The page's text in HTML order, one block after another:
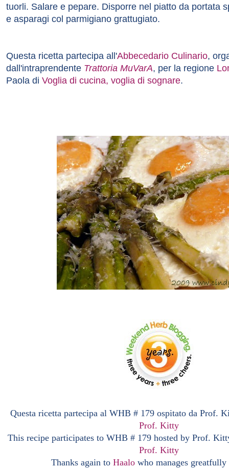
tuorli. Salare e pepare. Disporre nel piatto da portata
e asparagi col parmigiano grattugiato.
Questa ricetta partecipa all'Abbecedario Culinario,
dall'intraprendente Trattoria MuVarA, per la regione
Paola di Voglia di cucina, voglia di sognare.
Questa ricetta partecipa al WHB # 179 ospitato da Prof.
Prof. Kitty
This recipe participates to WHB # 179 hosted by Prof.
Prof. Kitty
Thanks again to Haalo who manages